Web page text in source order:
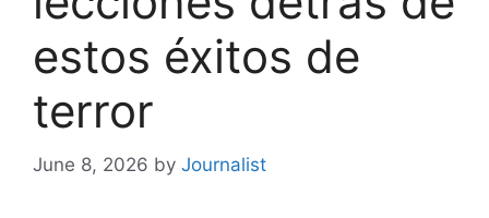
estos éxitos de
terror
June 8, 2026 by Journalist